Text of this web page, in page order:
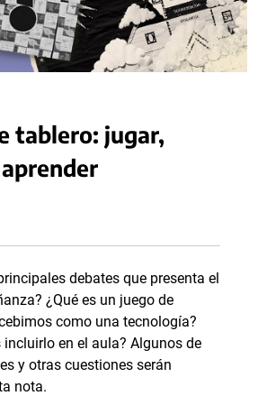
tablero: jugar,
debates que presenta el
¿Qué es un juego de
como una tecnología?
en el aula? Algunos de
y otras cuestiones serán
nota.